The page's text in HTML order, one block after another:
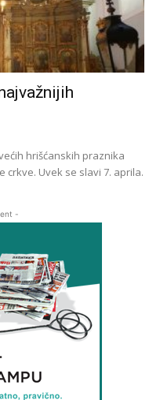
hrišćanskih praznika
Uvek se slavi 7. aprila.
-